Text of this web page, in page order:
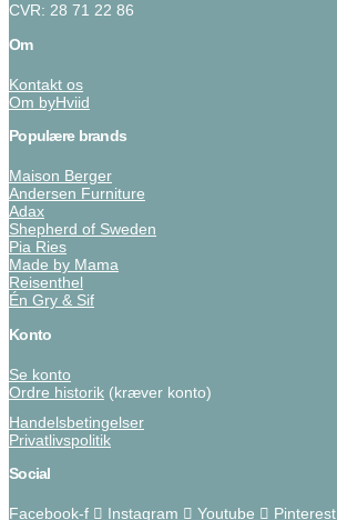
CVR: 28 71 22 86
Om
Kontakt os
Om byHviid
Populære brands
Maison Berger
Andersen Furniture
Adax
Shepherd of Sweden
Pia Ries
Made by Mama
Reisenthel
Én Gry & Sif
Konto
Se konto
Ordre historik (kræver konto)
Handelsbetingelser
Privatlivspolitik
Social
Facebook-f Instagram Youtube
Pinterest